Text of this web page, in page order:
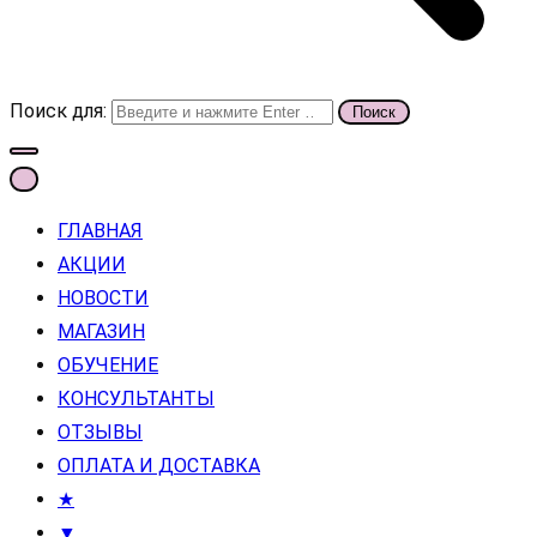
Поиск для:
ГЛАВНАЯ
АКЦИИ
НОВОСТИ
МАГАЗИН
ОБУЧЕНИЕ
КОНСУЛЬТАНТЫ
ОТЗЫВЫ
ОПЛАТА И ДОСТАВКА
★